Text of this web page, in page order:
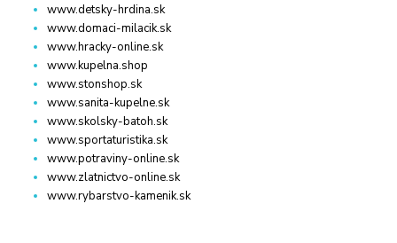
www.detsky-hrdina.sk
www.domaci-milacik.sk
www.hracky-online.sk
www.kupelna.shop
www.stonshop.sk
www.sanita-kupelne.sk
www.skolsky-batoh.sk
www.sportaturistika.sk
www.potraviny-online.sk
www.zlatnictvo-online.sk
www.rybarstvo-kamenik.sk